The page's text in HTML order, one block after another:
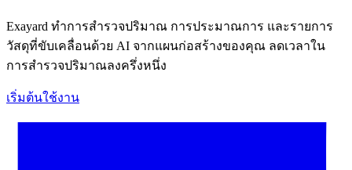
Exayard ทำการสำรวจปริมาณ การประมาณการ และรายการ
วัสดุที่ขับเคลื่อนด้วย AI จากแผนก่อสร้างของคุณ ลดเวลาใน
การสำรวจปริมาณลงครึ่งหนึ่ง
เริ่มต้นใช้งาน